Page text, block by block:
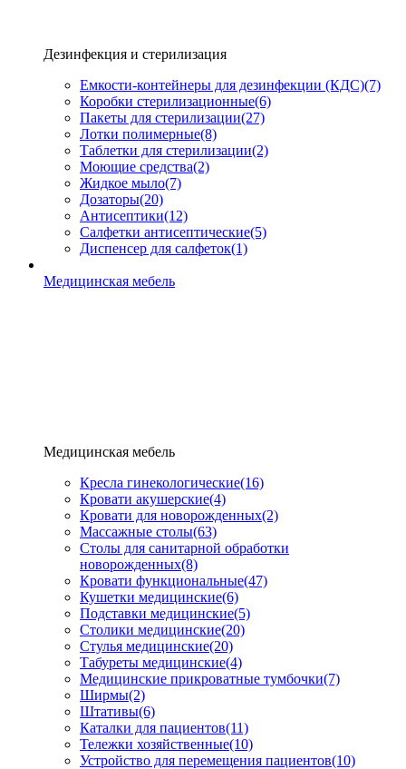
Дезинфекция и стерилизация
Емкости-контейнеры для дезинфекции (КДС)(7)
Коробки стерилизационные(6)
Пакеты для стерилизации(27)
Лотки полимерные(8)
Таблетки для стерилизации(2)
Моющие средства(2)
Жидкое мыло(7)
Дозаторы(20)
Антисептики(12)
Салфетки антисептические(5)
Диспенсер для салфеток(1)
Медицинская мебель
Медицинская мебель
Кресла гинекологические(16)
Кровати акушерские(4)
Кровати для новорожденных(2)
Массажные столы(63)
Столы для санитарной обработки
новорожденных(8)
Кровати функциональные(47)
Кушетки медицинские(6)
Подставки медицинские(5)
Столики медицинские(20)
Стулья медицинские(20)
Табуреты медицинские(4)
Медицинские прикроватные тумбочки(7)
Ширмы(2)
Штативы(6)
Каталки для пациентов(11)
Тележки хозяйственные(10)
Устройство для перемещения пациентов(10)